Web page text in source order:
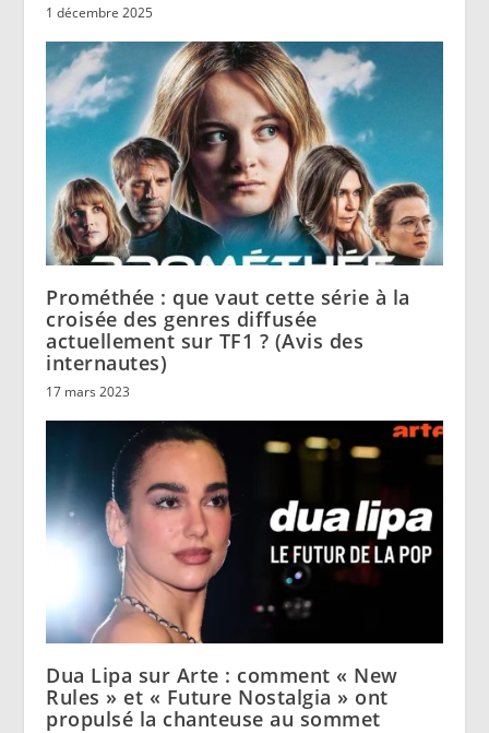
1 décembre 2025
Prométhée : que vaut cette série à la
croisée des genres diffusée
actuellement sur TF1 ? (Avis des
internautes)
17 mars 2023
Dua Lipa sur Arte : comment « New
Rules » et « Future Nostalgia » ont
propulsé la chanteuse au sommet